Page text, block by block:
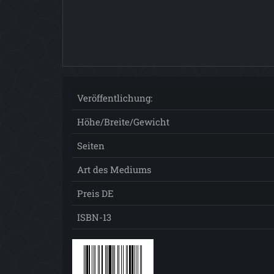
Veröffentlichung:
Höhe/Breite/Gewicht
Seiten
Art des Mediums
Preis DE
ISBN-13